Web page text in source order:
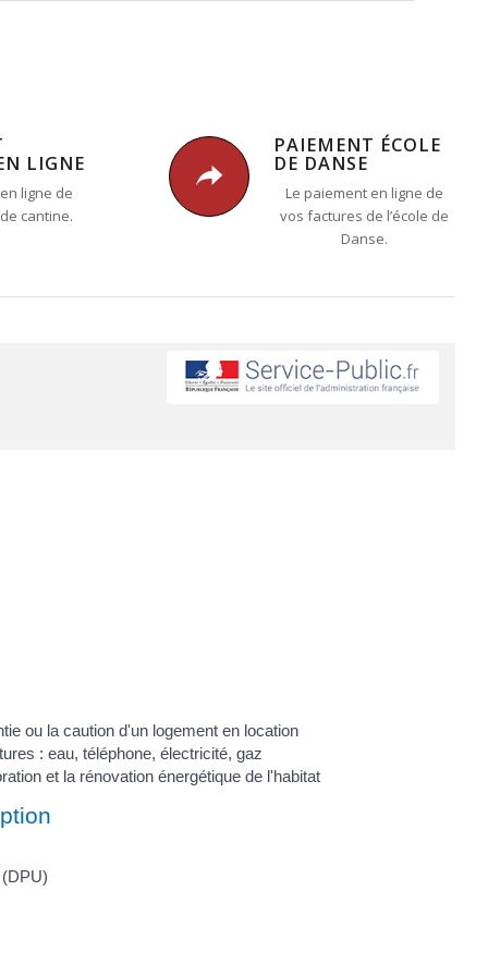
LIGNE
ligne de
cantine.
PAIEMENT ÉCOLE
DE DANSE
Le paiement en ligne de
vos factures de l’école de
Danse.
ou la caution d'un logement en location
: eau, téléphone, électricité, gaz
et la rénovation énergétique de l'habitat